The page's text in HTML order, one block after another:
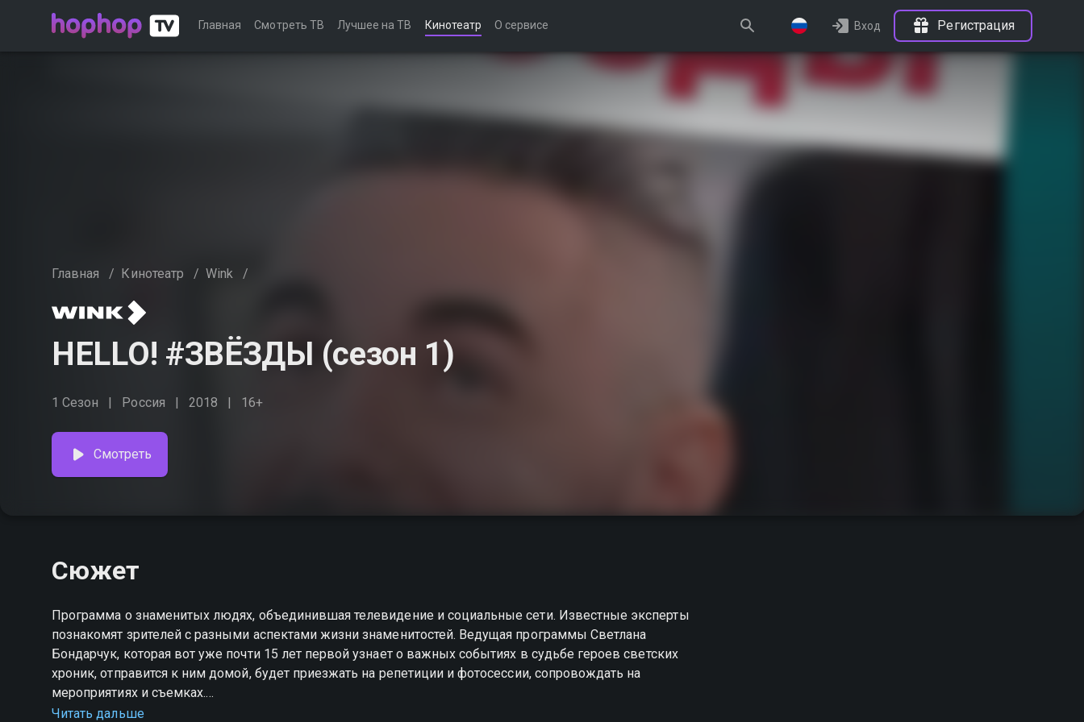
Главная Смотреть ТВ Лучшее на ТВ Кинотеатр О сервисе Вход Регистрация
Главная / Кинотеатр / Wink /
HELLO! #ЗВЁЗДЫ (сезон 1)
1 Сезон Россия 2018 16+
Смотреть
Сюжет
Программа о знаменитых людях, объединившая телевидение и социальные сети. Известные эксперты
познакомят зрителей с разными аспектами жизни знаменитостей. Ведущая программы Светлана
Бондарчук, которая вот уже почти 15 лет первой узнает о важных событиях в судьбе героев светских
хроник, отправится к ним домой, будет приезжать на репетиции и фотосессии, сопровождать на
мероприятиях и съемках.
Читать дальше